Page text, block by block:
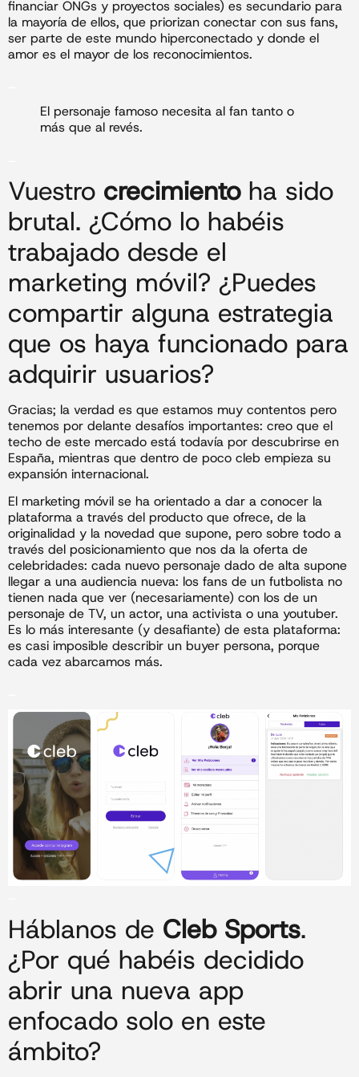
financiar ONGs y proyectos sociales) es secundario para
la mayoría de ellos, que priorizan conectar con sus fans,
ser parte de este mundo hiperconectado y donde el
amor es el mayor de los reconocimientos.
El personaje famoso necesita al fan tanto o
más que al revés.
Vuestro crecimientoha sido
brutal. ¿Cómo lo habéis
trabajado desde el
marketing móvil? ¿Puedes
compartir alguna estrategia
que os haya funcionado para
adquirir usuarios?
Gracias; la verdad es que estamos muy contentos pero
tenemos por delante desafíos importantes: creo que el
techo de este mercado está todavía por descubrirse en
España, mientras que dentro de poco cleb empieza su
expansión internacional.
El marketing móvil se ha orientado a dar a conocer la
plataforma a través del producto que ofrece, de la
originalidad y la novedad que supone, pero sobre todo a
través del posicionamiento que nos da la oferta de
celebridades: cada nuevo personaje dado de alta supone
llegar a una audiencia nueva: los fans de un futbolista no
tienen nada que ver (necesariamente) con los de un
personaje de TV, un actor, una activista o una youtuber.
Es lo más interesante (y desafiante) de esta plataforma:
es casi imposible describir un buyer persona, porque
cada vez abarcamos más.
Háblanos de Cleb Sports.
¿Por qué habéis decidido
abrir una nueva app
enfocado solo en este
ámbito?